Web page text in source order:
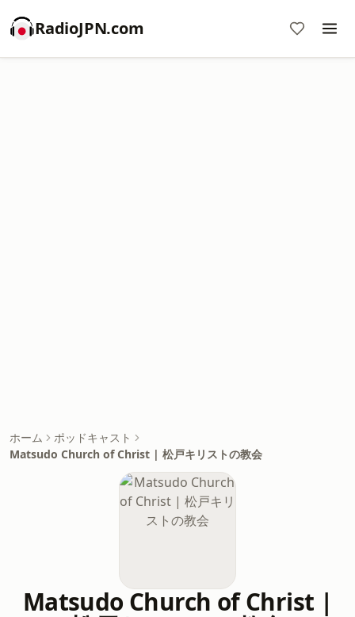
RadioJPN.com
ホーム
ポッドキャスト
Matsudo Church of Christ | 松戸キリストの教会
Matsudo Church of Christ |